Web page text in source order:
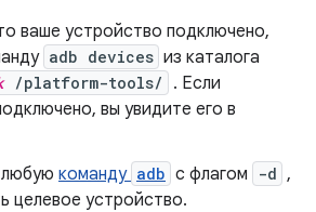
ваше устройство подключено,
adb devices из каталога
/platform-tools/
. Если
вы увидите его в
любую команду adb с флагом -d ,
целевое устройство.